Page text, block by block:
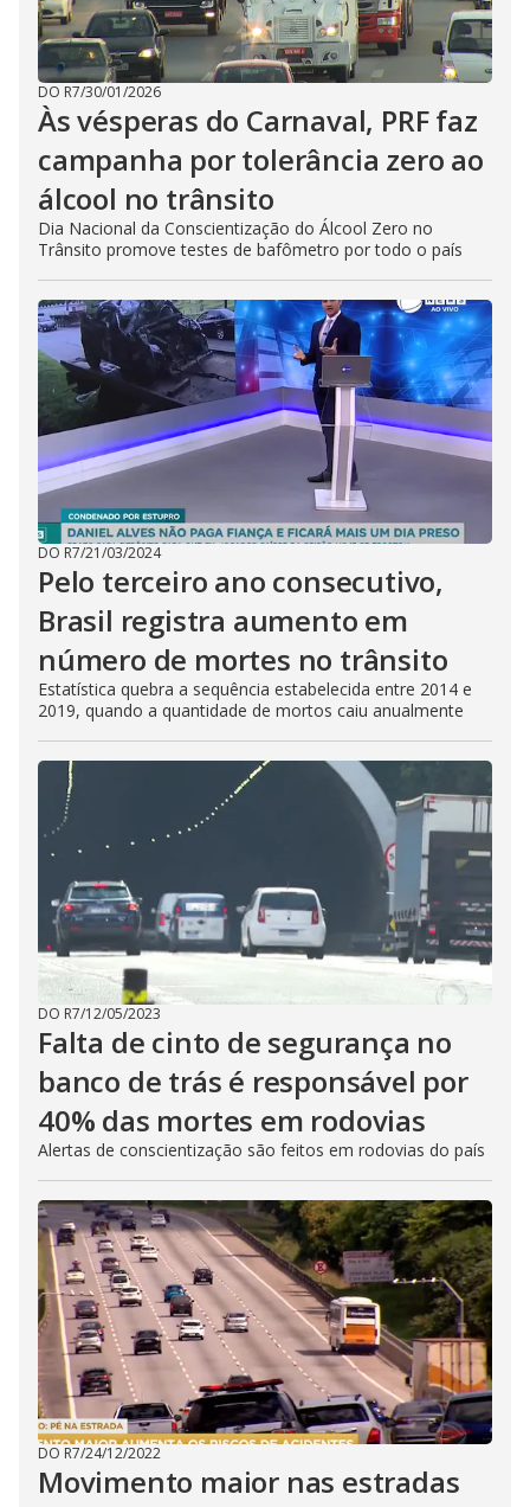
DO R7/30/01/2026
Às vésperas do Carnaval, PRF faz
campanha por tolerância zero ao
álcool no trânsito
Dia Nacional da Conscientização do Álcool Zero no
Trânsito promove testes de bafômetro por todo o país
DO R7/21/03/2024
Pelo terceiro ano consecutivo,
Brasil registra aumento em
número de mortes no trânsito
Estatística quebra a sequência estabelecida entre 2014 e
2019, quando a quantidade de mortos caiu anualmente
DO R7/12/05/2023
Falta de cinto de segurança no
banco de trás é responsável por
40% das mortes em rodovias
Alertas de conscientização são feitos em rodovias do país
DO R7/24/12/2022
Movimento maior nas estradas